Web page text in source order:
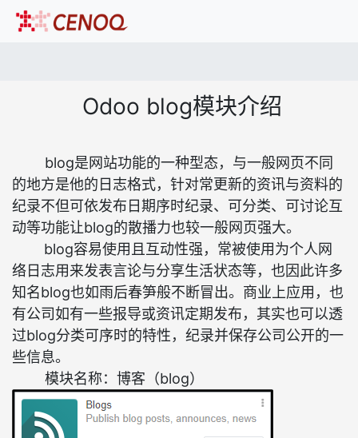
Odoo blog模块介绍
blog是网站功能的一种型态，与一般网页不同
的地方是他的日志格式，针对常更新的资讯与资料的
纪录不但可依发布日期序时纪录、可分类、可讨论互
动等功能让blog的散播力也较一般网页强大。
blog容易使用且互动性强，常被使用为个人网
络日志用来发表言论与分享生活状态等，也因此许多
知名blog也如雨后春笋般不断冒出。商业上应用，也
有公司如有一些报导或资讯定期发布，其实也可以透
过blog分类可序时的特性，纪录并保存公司公开的一
些信息。
模块名称：博客（blog）